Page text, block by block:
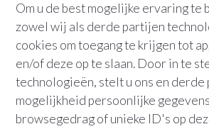
Om u de best mogelijke ervaring te
zowel wij als derde partijen
cookies om toegang te krijgen tot
en/of deze op te slaan. Door in te
technologieën, stelt u ons en derde
mogelijkheid persoonlijke
browsegedrag of unieke ID's op